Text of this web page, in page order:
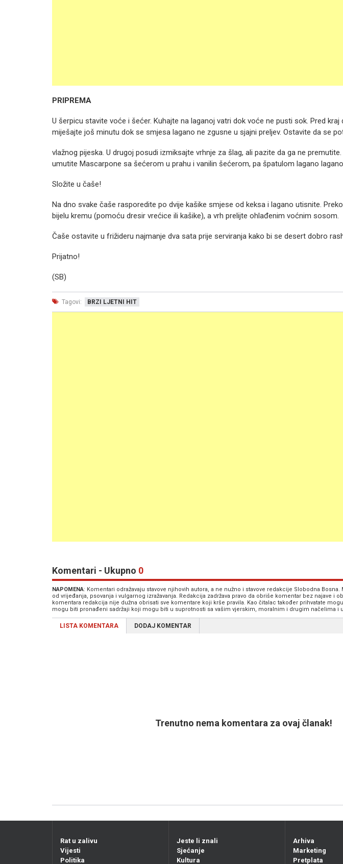
PRIPREMA
U šerpicu stavite voće i šećer. Kuhajte na laganoj vatri dok voće ne pusti sok. Pred
miješajte još minutu dok se smjesa lagano ne zgusne u sjajni preljev. Ostavite da se
vlažnog pijeska. U drugoj posudi izmiksajte vrhnje za šlag, ali pazite da ga ne
umutite Mascarpone sa šećerom u prahu i vanilin šećerom, pa špatulom lagano
Složite u čaše!
Na dno svake čaše rasporedite po dvije kašike smjese od keksa i lagano utisnite.
bijelu kremu (pomoću dresir vrećice ili kašike), a vrh prelijte ohlađenim voćnim sosom.
Čaše ostavite u frižideru najmanje dva sata prije serviranja kako bi se desert dobro
Prijatno!
(SB)
Tagovi: BRZI LJETNI HIT
Komentari - Ukupno 0
NAPOMENA: Komentari odražavaju stavove njihovih autora, a ne nužno i stavove redakcije Slobodna
od vrijeđanja, psovanja i vulgarnog izražavanja. Redakcija zadržava pravo da obriše komentar bez najave i
komentara redakcija nije dužna obrisati sve komentare koji krše pravila. Kao čitalac također prihvatate
mogu biti pronađeni sadržaji koji mogu biti u suprotnosti sa vašim vjerskim, moralnim i drugim načelima i
LISTA KOMENTARA DODAJ KOMENTAR
Trenutno nema komentara za ovaj članak!
Rat u zalivu
Vijesti
Politika
Jeste li znali
Sjećanje
Kultura
Arhiva
Marketing
Pretplata